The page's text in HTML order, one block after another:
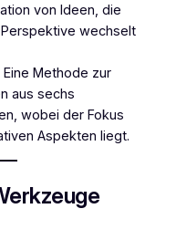
von Ideen, die
wechselt
Eine Methode zur
aus sechs
wobei der Fokus
Aspekten liegt.